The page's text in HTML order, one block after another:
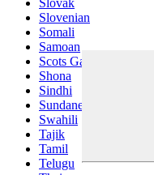
Slovenian
Somali
Samoan
Scots Gaelic
Shona
Sindhi
Sundanese
Swahili
Tajik
Tamil
Telugu